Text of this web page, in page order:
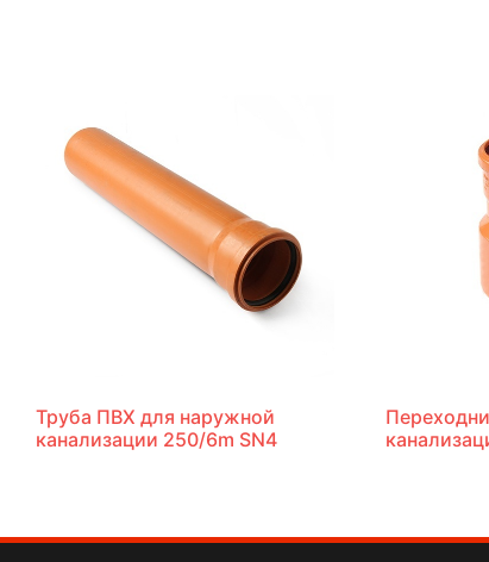
Труба ПВХ для наружной
канализации 250/6m SN4